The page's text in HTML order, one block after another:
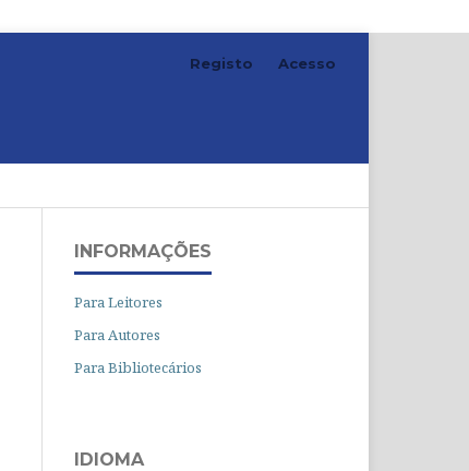
Registo Acesso
INFORMAÇÕES
Para Leitores
Para Autores
Para Bibliotecários
IDIOMA